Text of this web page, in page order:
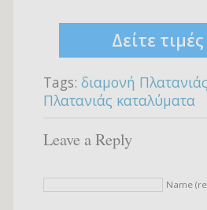
Δείτε
Tags: διαμονή
Πλατανιάς καταλύματα
Leave a Reply
Name